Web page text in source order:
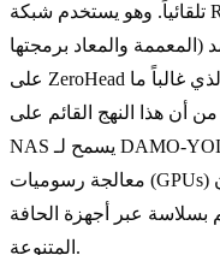
تلقائياً. وهو يستخدم شبكة RepGFPN (شبكة هرمية للميزات
المعممة والمعاد برمجتها) فعالة لتعزيز دمج الميزات، وتصميماً يعتمد
على ZeroHead يقلل بشكل كبير من رأس التنبؤ الثقيل الذي غالباً ما
أن هذا النهج القائم على
NAS يسمح لـ DAMO-YOLO بتحقيق كفاءات محددة على وحدات
معالجة رسوميات (GPUs) مختارة، إلا أن البنى الناتجة يمكن أن
بسلاسة عبر أجهزة الحافة
المتنوعة.